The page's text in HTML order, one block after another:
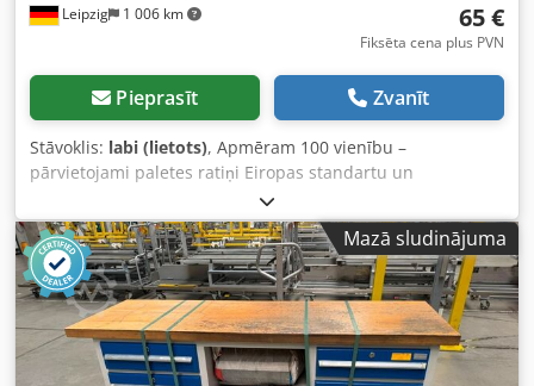
Leipzig 1 006 km 65 €
Fiksēta cena plus PVN
Pieprasīt Zvanīt
Stāvoklis: labi (lietots), Apmēram 100 vienību –
pārvietojami paletes ratiņi Eiropas standartu un
industriālajām paletēm – lietoti: Cena par minimālo
pasūtījumu – 10 vienības, paņemot no noliktavas: 75 € (bez
PVN)! Cena par minimālo pasūtījumu – 30 vienības,
paņemot no noliktavas: 65 € (bez PVN)! Credpfxezp Rx Hj
An Iof Ražotājs: nezināms Tips: nezināms Ražošanas gads:
nezināms Izmēri: apmēram: 125x105x28 cm Pārvietojams,
4 riteņi (2 no tiem ar fiksējošo bremzi) Stāvoklis: labs
Pieejams: uzreiz Atrašanās vieta: Leipziga
Mazā sludinājuma